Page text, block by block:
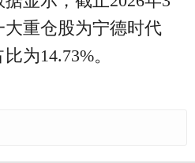
大重仓股为宁德时代
为14.73%。